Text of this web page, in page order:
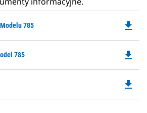
785
a
file_download
785
a
file_download
file_download